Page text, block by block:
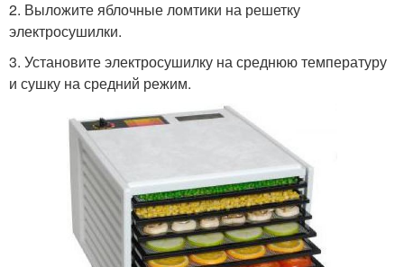
2. Выложите яблочные ломтики на решетку
электросушилки.
3. Установите электросушилку на среднюю температуру
и сушку на средний режим.